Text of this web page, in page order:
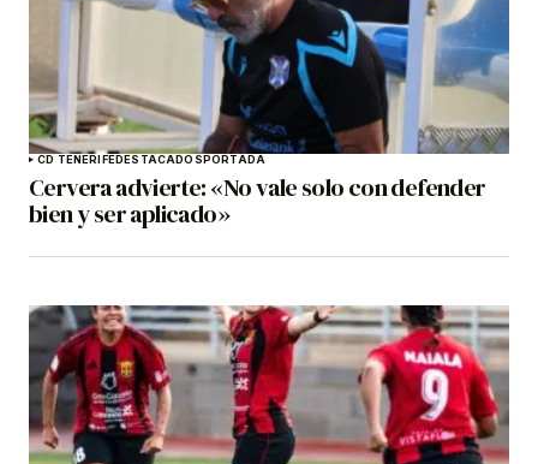
CD TENERIFEDESTACADOSPORTADA
Cervera advierte: «No vale solo con defender
bien y ser aplicado»